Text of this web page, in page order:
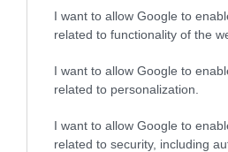
I want to allow Google to
related to functionality of the
I want to allow Google to
related to personalization.
I want to allow Google to
related to security, including
ΠΟΛΙΤΙΚΗ